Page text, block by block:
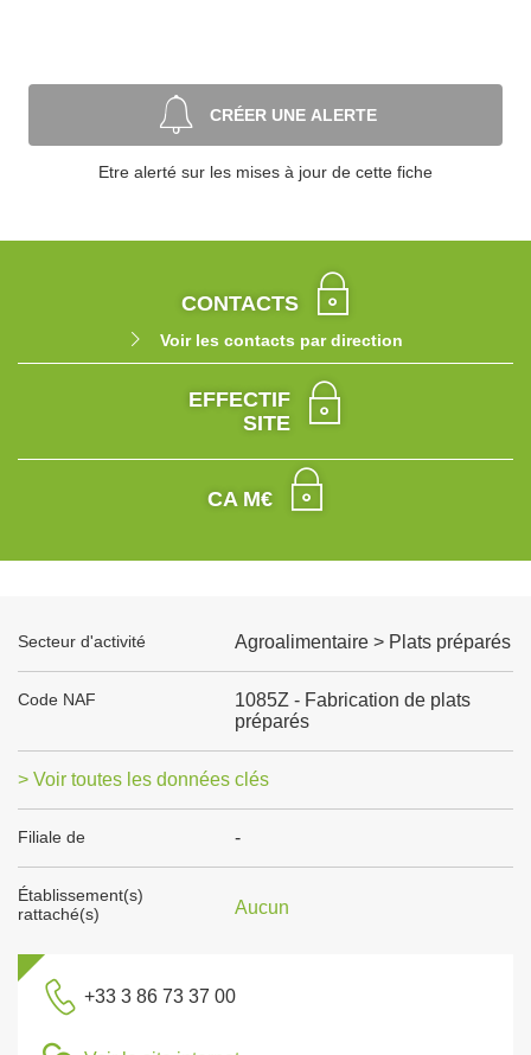
CRÉER UNE ALERTE
Etre alerté sur les mises à jour de cette fiche
CONTACTS
Voir les contacts par direction
EFFECTIF
SITE
CA M€
Secteur d'activité Agroalimentaire > Plats préparés
Code NAF
1085Z - Fabrication de plats
préparés
> Voir toutes les données clés
Filiale de -
Établissement(s)
rattaché(s)
Aucun
+33 3 86 73 37 00